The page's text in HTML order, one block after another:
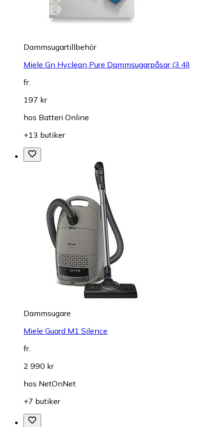
Dammsugartillbehör
Miele Gn Hyclean Pure Dammsugarpåsar (3.4l)
fr.
197 kr
hos Batteri Online
+13 butiker
Dammsugare
Miele Guard M1 Silence
fr.
2 990 kr
hos NetOnNet
+7 butiker